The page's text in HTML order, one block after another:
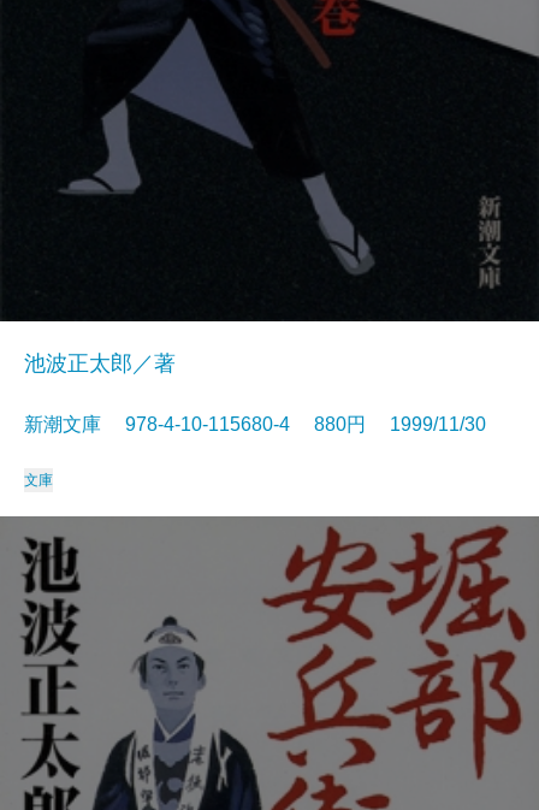
池波正太郎／著
新潮文庫 978-4-10-115680-4 880円 1999/11/30
文庫